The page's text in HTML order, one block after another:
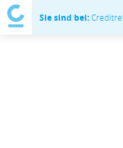
Sie sind bei: